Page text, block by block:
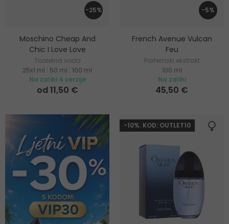
-25%
Moschino Cheap And
Chic I Love Love
Toaletna voda
25x1 ml
50 ml
100 ml
Na zalihi 4 verzije
od 11,50 €
-5%
French Avenue Vulcan
Feu
Parfemski ekstrakt
100 ml
Na zalihi
45,50 €
-10%. KOD: OUTLET10